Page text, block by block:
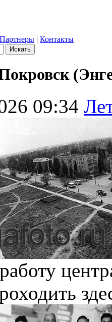
Партнеры | Контакты
09:34